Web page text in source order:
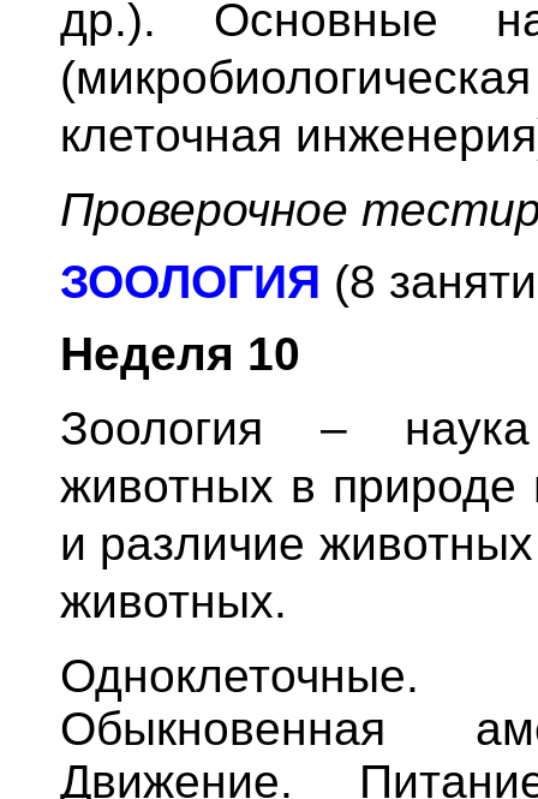
др.). Основные
клеточная
Проверочное
ЗООЛОГИЯ (8
Неделя 10
Зоология –
животных в природе
и различие
животных.
Одноклеточные.
Обыкновенная
Движение.